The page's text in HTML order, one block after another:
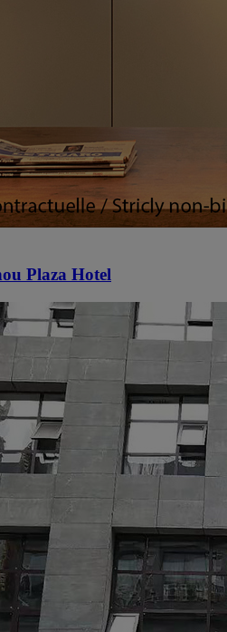
Plaza Hotel